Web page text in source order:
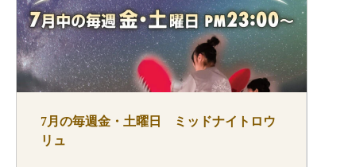
7月の毎週金・土曜日 ミッドナイトロウ
リュ